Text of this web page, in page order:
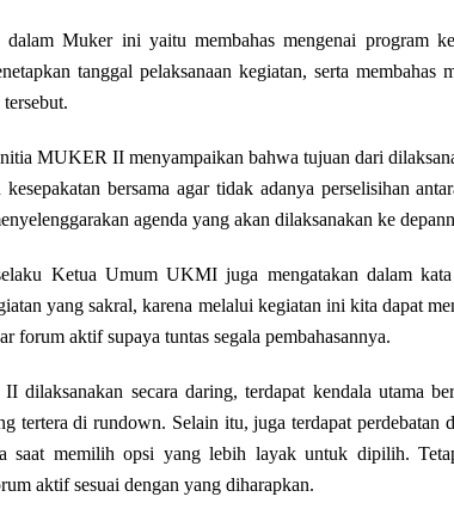
dalam Muker ini yaitu membahas mengenai program
tanggal pelaksanaan kegiatan, serta membahas
MUKER II menyampaikan bahwa tujuan dari
bersama agar tidak adanya perselisihan
agenda yang akan dilaksanakan ke
Ketua Umum UKMI juga mengatakan dalam kata
yang sakral, karena melalui kegiatan ini kita dapat
forum aktif supaya tuntas segala pembahasannya.
dilaksanakan secara daring, terdapat kendala utama
tertera di rundown. Selain itu, juga terdapat perdebatan
memilih opsi yang lebih layak untuk dipilih.
aktif sesuai dengan yang diharapkan.